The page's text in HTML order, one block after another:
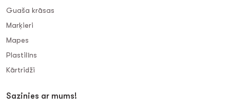
Guaša krāsas
Marķieri
Mapes
Plastilīns
Kārtridži
Sazinies ar mums!